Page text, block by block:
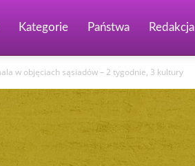
Kategorie Państwa Redakcja
w objęciach sąsiadów – 2 tygodnie, 3 kultury